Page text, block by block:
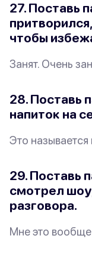
27. Поставь
чтобы
Занят. Очень
28. Поставь
напиток на
Это
29. Поставь
смотрел
разговора.
Мне это вообще